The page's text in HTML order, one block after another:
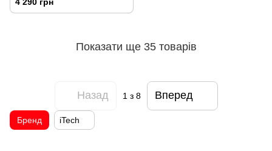
Показати ще 35 товарів
Назад 1 з 8 Вперед
Бренд iTech